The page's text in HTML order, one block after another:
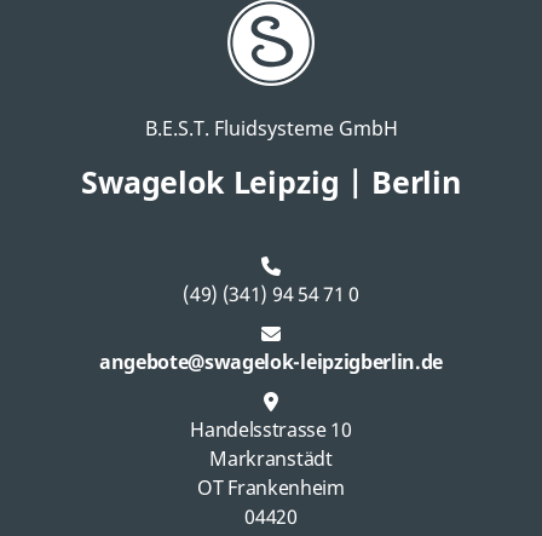
B.E.S.T. Fluidsysteme GmbH
Swagelok Leipzig | Berlin
(49) (341) 94 54 71 0
angebote@swagelok-leipzigberlin.de
Handelsstrasse 10
Markranstädt
OT Frankenheim
04420